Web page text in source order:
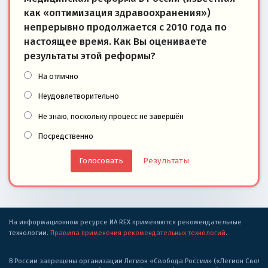
как «оптимизация здравоохранения»)
непрерывно продолжается с 2010 года по
настоящее время. Как Вы оцениваете
результаты этой реформы?
На отлично
Неудовлетворительно
Не знаю, поскольку процесс не завершён
Посредственно
Результаты
На информационном ресурсе ИА REX применяются рекомендательные
технологии. Правила применения рекомендательных технологий.
В России запрещены организации Легион «Свобода России» («Легион